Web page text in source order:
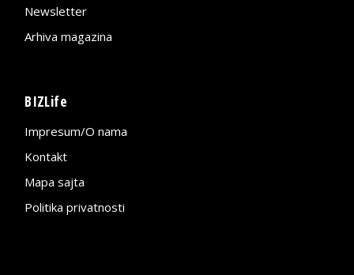
Newsletter
Arhiva magazina
BIZLife
Impresum/O nama
Kontakt
Mapa sajta
Politika privatnosti